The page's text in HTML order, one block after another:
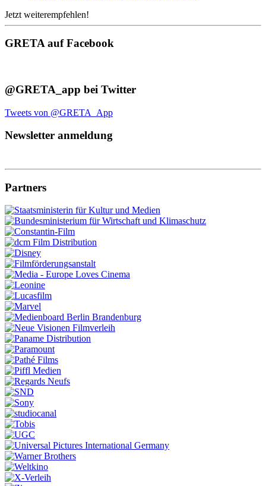
Jetzt weiterempfehlen!
GRETA auf Facebook
@GRETA_app bei Twitter
Tweets von @GRETA_App
Newsletter anmeldung
Partners